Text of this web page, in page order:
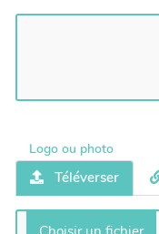
Logo ou photo
Téléverser